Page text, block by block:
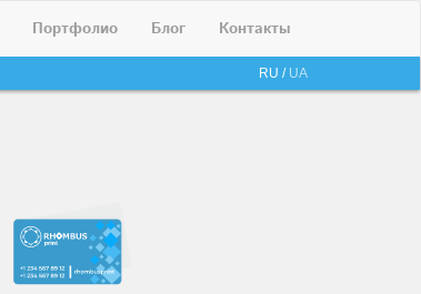
Портфолио Блог Контакты
RU / UA